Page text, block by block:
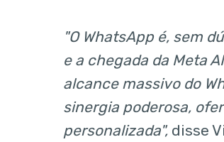
"O WhatsApp é, sem
e a chegada da Meta
alcance massivo do
sinergia poderosa,
personalizada",disse